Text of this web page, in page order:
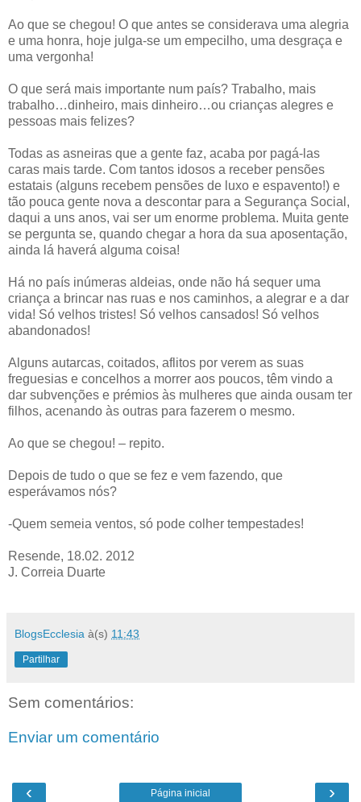
Ao que se chegou! O que antes se considerava uma alegria
e uma honra, hoje julga-se um empecilho, uma desgraça e
uma vergonha!
O que será mais importante num país? Trabalho, mais
trabalho…dinheiro, mais dinheiro…ou crianças alegres e
pessoas mais felizes?
Todas as asneiras que a gente faz, acaba por pagá-las
caras mais tarde. Com tantos idosos a receber pensões
estatais (alguns recebem pensões de luxo e espavento!) e
tão pouca gente nova a descontar para a Segurança Social,
daqui a uns anos, vai ser um enorme problema. Muita gente
se pergunta se, quando chegar a hora da sua aposentação,
ainda lá haverá alguma coisa!
Há no país inúmeras aldeias, onde não há sequer uma
criança a brincar nas ruas e nos caminhos, a alegrar e a dar
vida! Só velhos tristes! Só velhos cansados! Só velhos
abandonados!
Alguns autarcas, coitados, aflitos por verem as suas
freguesias e concelhos a morrer aos poucos, têm vindo a
dar subvenções e prémios às mulheres que ainda ousam ter
filhos, acenando às outras para fazerem o mesmo.
Ao que se chegou! – repito.
Depois de tudo o que se fez e vem fazendo, que
esperávamos nós?
-Quem semeia ventos, só pode colher tempestades!
Resende, 18.02. 2012
J. Correia Duarte
BlogsEcclesia à(s) 11:43
Partilhar
Sem comentários:
Enviar um comentário
‹ ›
Página inicial